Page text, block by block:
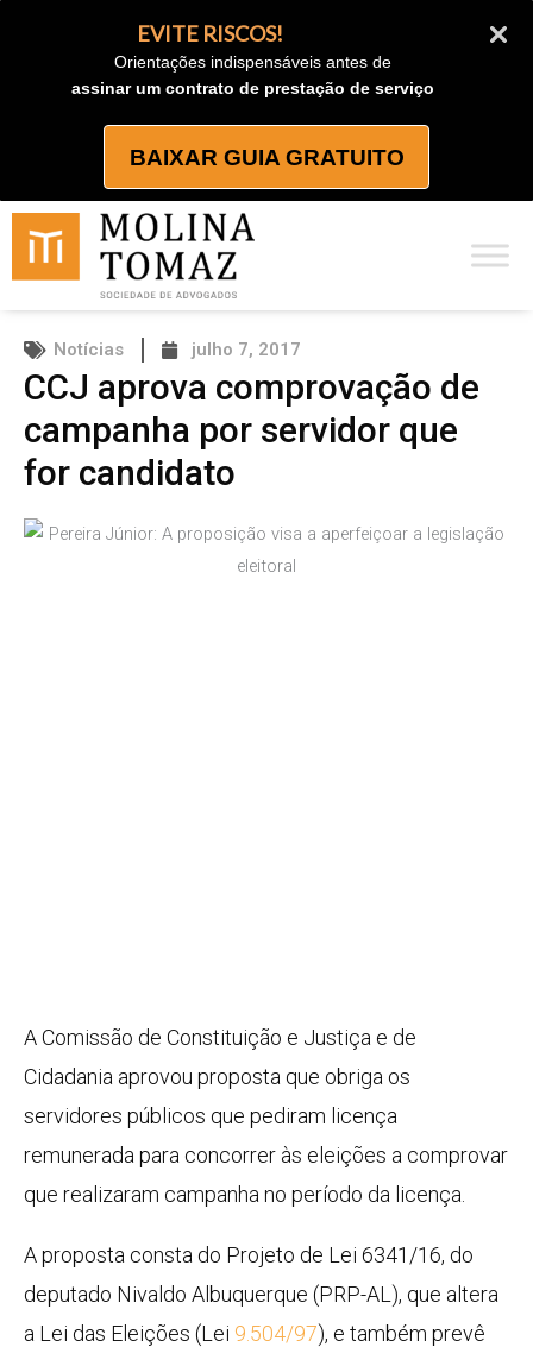
EVITE RISCOS!
Orientações indispensáveis antes de
assinar um contrato de prestação de serviço
BAIXAR GUIA GRATUITO
Notícias julho 7, 2017
CCJ aprova comprovação de
campanha por servidor que
for candidato
A Comissão de Constituição e Justiça e de
Cidadania aprovou proposta que obriga os
servidores públicos que pediram licença
remunerada para concorrer às eleições a comprovar
que realizaram campanha no período da licença.
A proposta consta do Projeto de Lei 6341/16, do
deputado Nivaldo Albuquerque (PRP-AL), que altera
a Lei das Eleições (Lei 9.504/97), e também prevê